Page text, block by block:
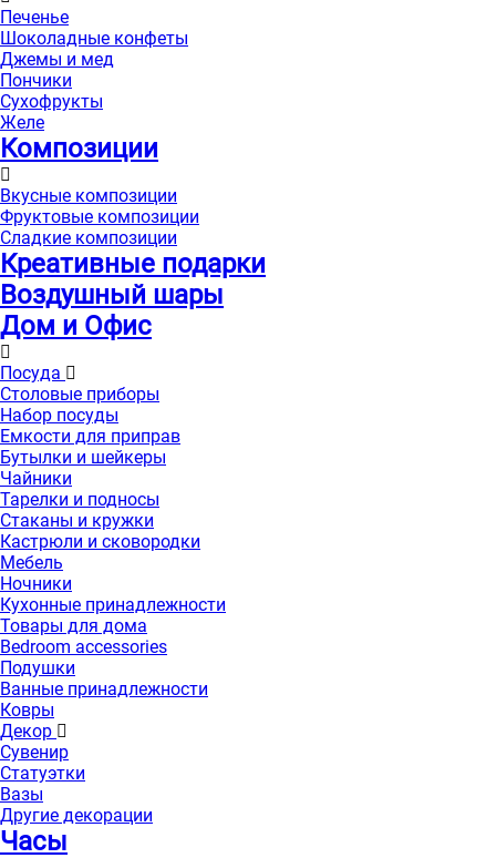
Печенье
Шоколадные конфеты
Джемы и мед
Пончики
Сухофрукты
Желе
Композиции
Вкусные композиции
Фруктовые композиции
Сладкие композиции
Креативные подарки
Воздушный шары
Дом и Офис
Посуда
Столовые приборы
Набор посуды
Емкости для приправ
Бутылки и шейкеры
Чайники
Тарелки и подносы
Стаканы и кружки
Кастрюли и сковородки
Мебель
Ночники
Кухонные принадлежности
Товары для дома
Bedroom accessories
Подушки
Ванные принадлежности
Ковры
Декор
Сувенир
Статуэтки
Вазы
Другие декорации
Часы